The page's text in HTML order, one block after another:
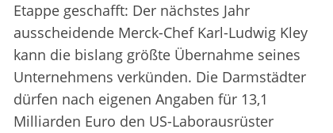
Etappe geschafft: Der nächstes Jahr
ausscheidende Merck-Chef Karl-Ludwig Kley
kann die bislang größte Übernahme seines
Unternehmens verkünden. Die Darmstädter
dürfen nach eigenen Angaben für 13,1
Milliarden Euro den US-Laborausrüster